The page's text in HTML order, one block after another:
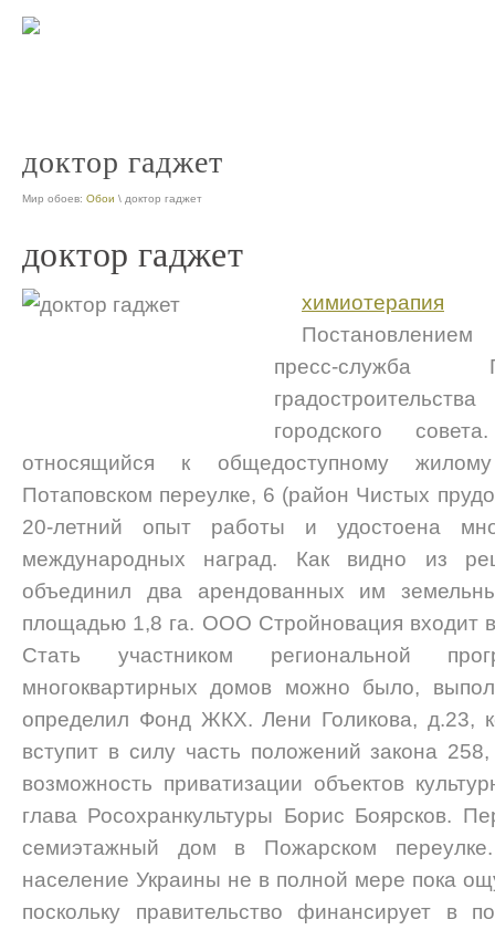
доктор гаджет
Мир обоев: Обои \ доктор гаджет
доктор гаджет
химиотерапия
пресс-служба
городского
относящийся к общедоступному
Потаповском переулке, 6 (район Чистых
20-летний опыт работы и удостоена
международных наград. Как видно из
объединил два арендованных им
площадью 1,8 га. ООО Стройновация входит
Стать участником региональной
многоквартирных домов можно было,
определил Фонд ЖКХ. Лени Голикова, д.23,
вступит в силу часть положений закона
возможность приватизации объектов
глава Росохранкультуры Борис Боярсков.
семиэтажный дом в Пожарском
население Украины не в полной мере пока
поскольку правительство финансирует в